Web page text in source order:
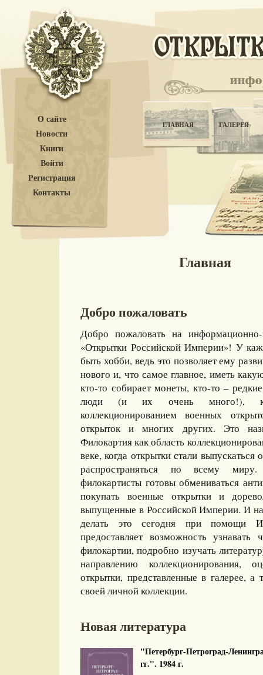
О сайте
Новости
Книги
Войти
Регистрация
Контакты
ГЛАВНАЯ ГАЛЕРЕЯ
Главная
Добро пожаловать
Добро пожаловать на информационно-
«Открытки Российской Империи»! У
быть хобби, ведь это позволяет ему
нового и, что самое главное, иметь
кто-то собирает монеты, кто-то –
люди (и их очень много!),
коллекционированием военных
открыток и многих других. Это
Филокартия как область
веке, когда открытки стали
распространяться по всему
филокартисты готовы обмениваться
покупать военные открытки и
выпущенные в Российской Империи. И
делать это сегодня при помощи
предоставляет возможность
филокартии, подробно изучать
направлению коллекционирования,
открытки, представленные в галерее, а
своей личной коллекции.
Новая литература
"Петербург-Петроград-
гг.". 1984 г.